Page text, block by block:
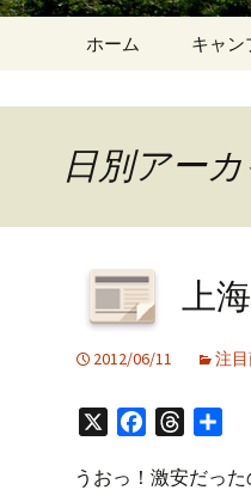
ツ
へ
キ
ホーム キャン
日別アーカ
上
2012/06/11 注
FacebookThreads
うおっ！激安だっ